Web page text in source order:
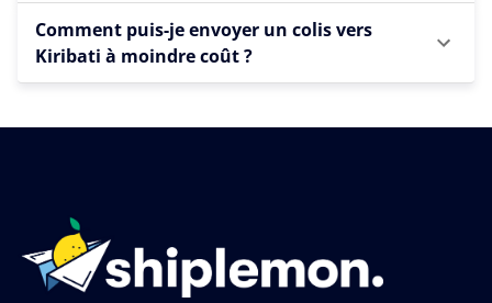
Comment puis-je envoyer un colis vers
Kiribati à moindre coût ?